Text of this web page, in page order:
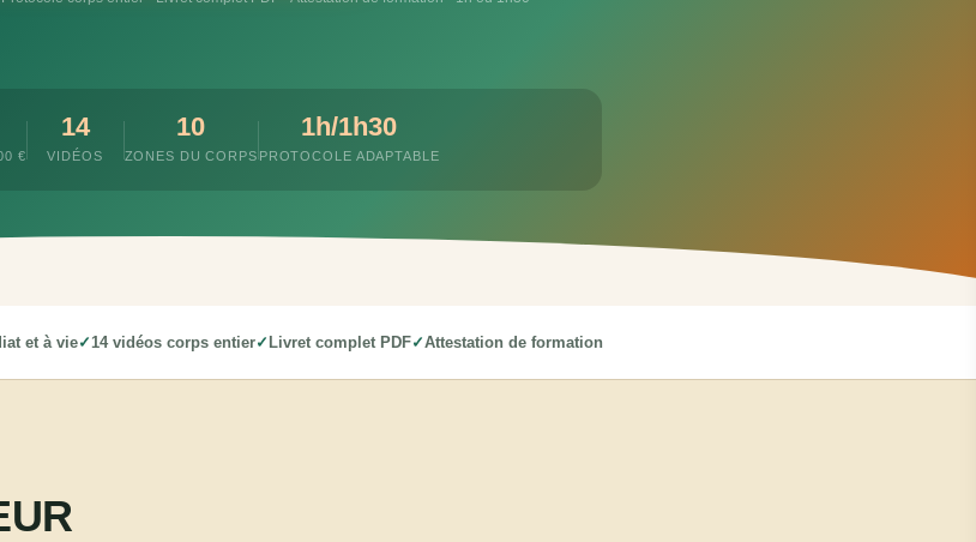
€
14
VIDÉOS
10
ZONES DU CORPS
1h/1h30
PROTOCOLE ADAPTABLE
et à vie 14 vidéos corps entier Livret complet PDF Attestation de formation